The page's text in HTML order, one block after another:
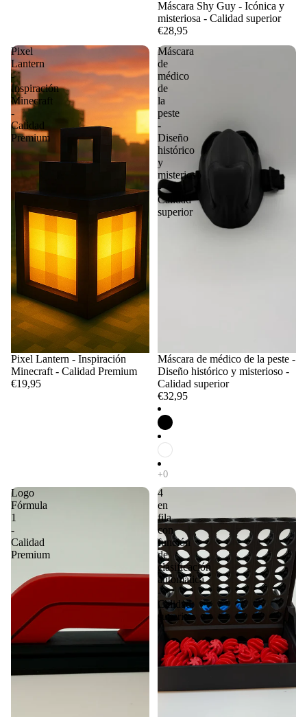
Máscara Shy Guy - Icónica y
misteriosa - Calidad superior
€28,95
Pixel
Lantern
-
Inspiración
Minecraft
-
Calidad
Premium
Pixel Lantern - Inspiración
Minecraft - Calidad Premium
€19,95
Máscara
de
médico
de
la
peste
-
Diseño
histórico
y
misterioso
-
Calidad
superior
Máscara de médico de la peste -
Diseño histórico y misterioso -
Calidad superior
€32,95
Logo
Fórmula
1
-
Calidad
Premium
4
en
fila
con
función
de
clasificación
automática
-
Calidad
superior